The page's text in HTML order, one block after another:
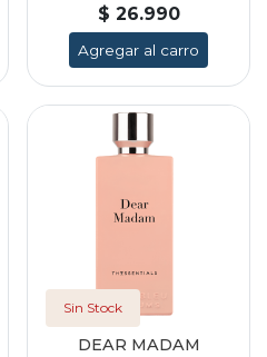
$ 26.990
Agregar al carro
Sin Stock
DEAR MADAM